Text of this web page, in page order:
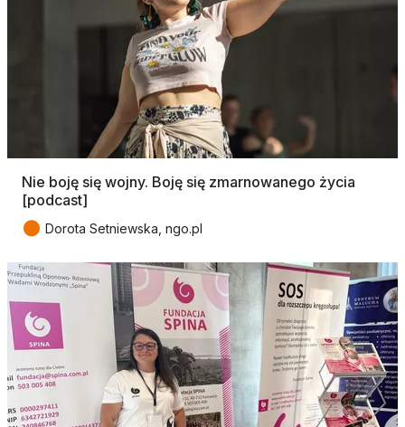
Nie boję się wojny. Boję się zmarnowanego życia
[podcast]
● Dorota Setniewska, ngo.pl